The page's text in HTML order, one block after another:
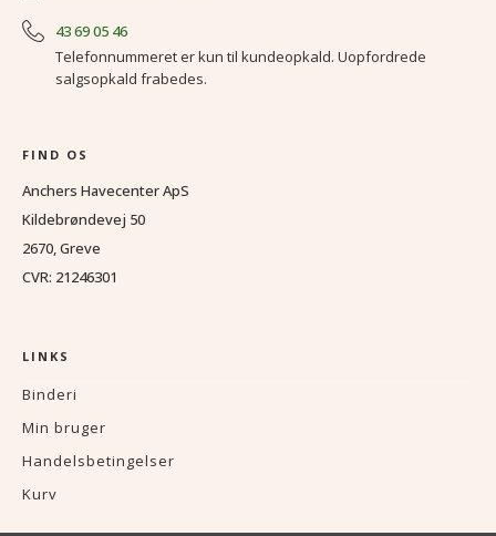
43 69 05 46
Telefonnummeret er kun til kundeopkald. Uopfordrede
salgsopkald frabedes.
FIND OS
Anchers Havecenter ApS
Kildebrøndevej 50
2670, Greve
CVR: 21246301
LINKS
Binderi
Min bruger
Handelsbetingelser
Kurv